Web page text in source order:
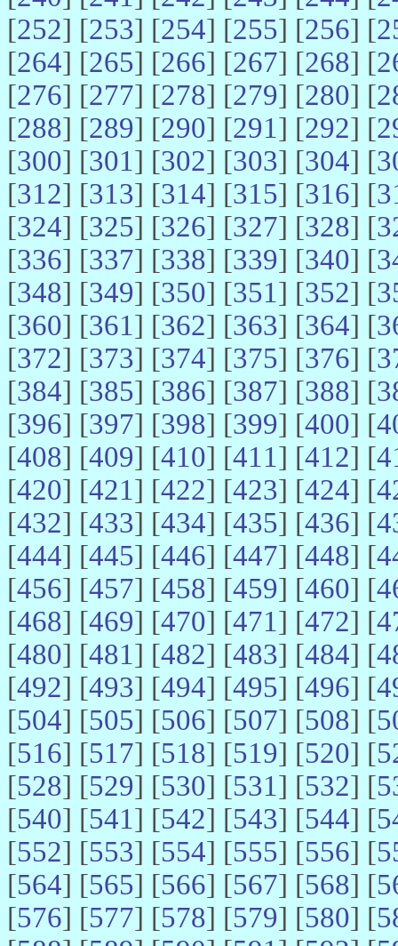
[252] [253] [254] [255] [256] [
[264] [265] [266] [267] [268] [
[276] [277] [278] [279] [280] [
[288] [289] [290] [291] [292] [
[300] [301] [302] [303] [304] [
[312] [313] [314] [315] [316] [
[324] [325] [326] [327] [328] [
[336] [337] [338] [339] [340] [
[348] [349] [350] [351] [352] [
[360] [361] [362] [363] [364] [
[372] [373] [374] [375] [376] [
[384] [385] [386] [387] [388] [
[396] [397] [398] [399] [400] [
[408] [409] [410] [411] [412] [
[420] [421] [422] [423] [424] [
[432] [433] [434] [435] [436] [
[444] [445] [446] [447] [448] [
[456] [457] [458] [459] [460] [
[468] [469] [470] [471] [472] [
[480] [481] [482] [483] [484] [
[492] [493] [494] [495] [496] [
[504] [505] [506] [507] [508] [
[516] [517] [518] [519] [520] [
[528] [529] [530] [531] [532] [
[540] [541] [542] [543] [544] [
[552] [553] [554] [555] [556] [
[564] [565] [566] [567] [568] [
[576] [577] [578] [579] [580] [